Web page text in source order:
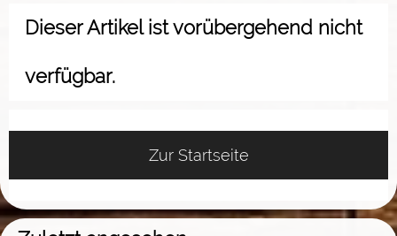
Dieser Artikel ist vorübergehend nicht
verfügbar.
Zur Startseite